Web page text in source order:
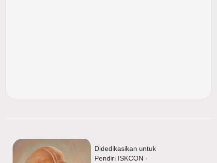
Didedikasikan untuk
Pendiri ISKCON -